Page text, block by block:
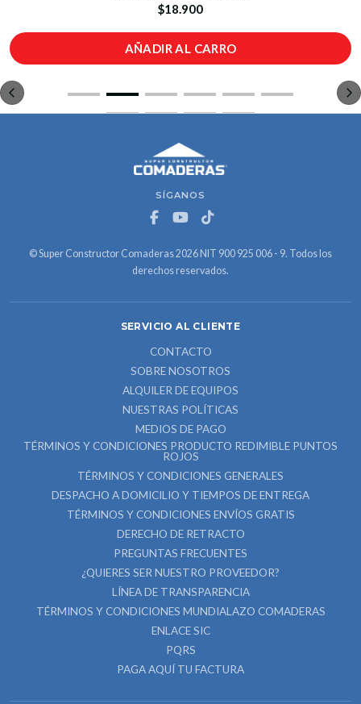
$18.900
AÑADIR AL CARRO
SÍGANOS
© Super Constructor Comaderas 2026 NIT 900 925 006 - 9. Todos los
derechos reservados.
SERVICIO AL CLIENTE
CONTACTO
SOBRE NOSOTROS
ALQUILER DE EQUIPOS
NUESTRAS POLÍTICAS
MEDIOS DE PAGO
TÉRMINOS Y CONDICIONES PRODUCTO REDIMIBLE PUNTOS
ROJOS
TÉRMINOS Y CONDICIONES GENERALES
DESPACHO A DOMICILIO Y TIEMPOS DE ENTREGA
TÉRMINOS Y CONDICIONES ENVÍOS GRATIS
DERECHO DE RETRACTO
PREGUNTAS FRECUENTES
¿QUIERES SER NUESTRO PROVEEDOR?
LÍNEA DE TRANSPARENCIA
TÉRMINOS Y CONDICIONES MUNDIALAZO COMADERAS
ENLACE SIC
PQRS
PAGA AQUÍ TU FACTURA